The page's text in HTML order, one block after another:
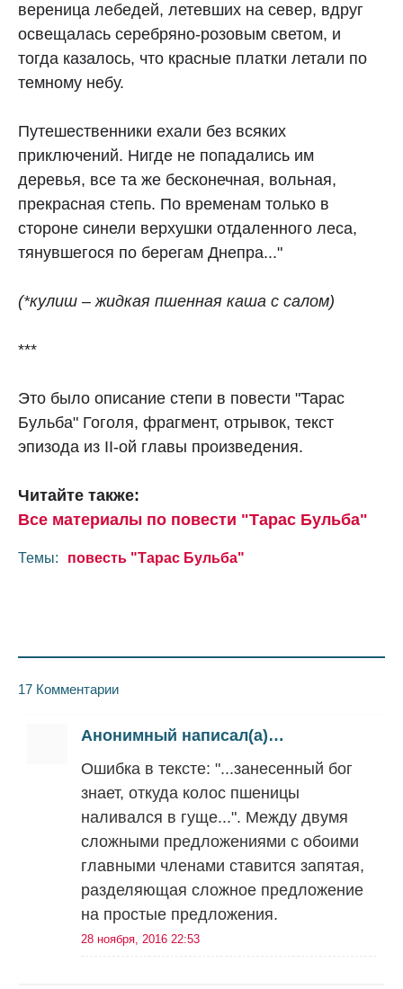
вереница лебедей, летевших на север, вдруг
освещалась серебряно‑розовым светом, и
тогда казалось, что красные платки летали по
темному небу.
Путешественники ехали без всяких
приключений. Нигде не попадались им
деревья, все та же бесконечная, вольная,
прекрасная степь. По временам только в
стороне синели верхушки отдаленного леса,
тянувшегося по берегам Днепра..."
(*кулиш – жидкая пшенная каша с салом)
***
Это было описание степи в повести "Тарас
Бульба" Гоголя, фрагмент, отрывок, текст
эпизода из II-ой главы произведения.
Читайте также:
Все материалы по повести "Тарас Бульба"
Темы: повесть "Тарас Бульба"
17 Комментарии
Анонимный написал(а)…
Ошибка в тексте: "...занесенный бог
знает, откуда колос пшеницы
наливался в гуще...". Между двумя
сложными предложениями с обоими
главными членами ставится запятая,
разделяющая сложное предложение
на простые предложения.
28 ноября, 2016 22:53